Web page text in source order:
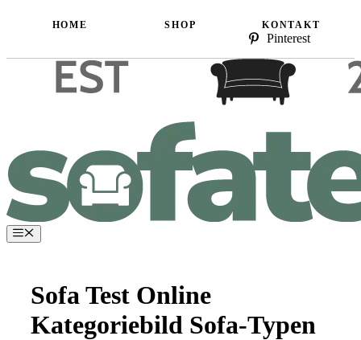
HOME SHOP KONTAKT
Pinterest
Menü
Sofa Test Online
Kategoriebild Sofa-Typen